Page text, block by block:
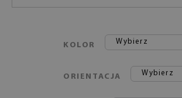
KOLOR Wybierz
ORIENTACJA Wybierz